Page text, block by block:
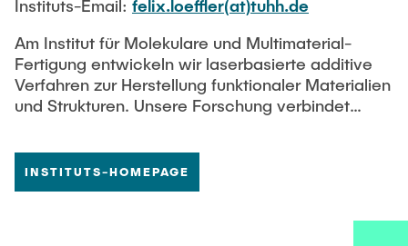
Instituts-Email: felix.loeffler(at)tuhh.de
Am Institut für Molekulare und Multimaterial-
Fertigung entwickeln wir laserbasierte additive
Verfahren zur Herstellung funktionaler Materialien
und Strukturen. Unsere Forschung verbindet
Fokus auf präziser Steuerung im Nano- und
Mikrometerbereich sowie deren Skalierung auf
INSTITUTS-HOMEPAGE